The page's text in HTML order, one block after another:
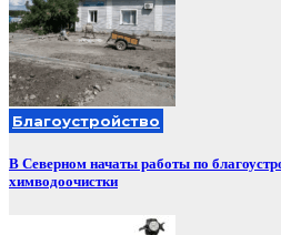
Благоустройство
В Северном начаты работы по
химводоочистки